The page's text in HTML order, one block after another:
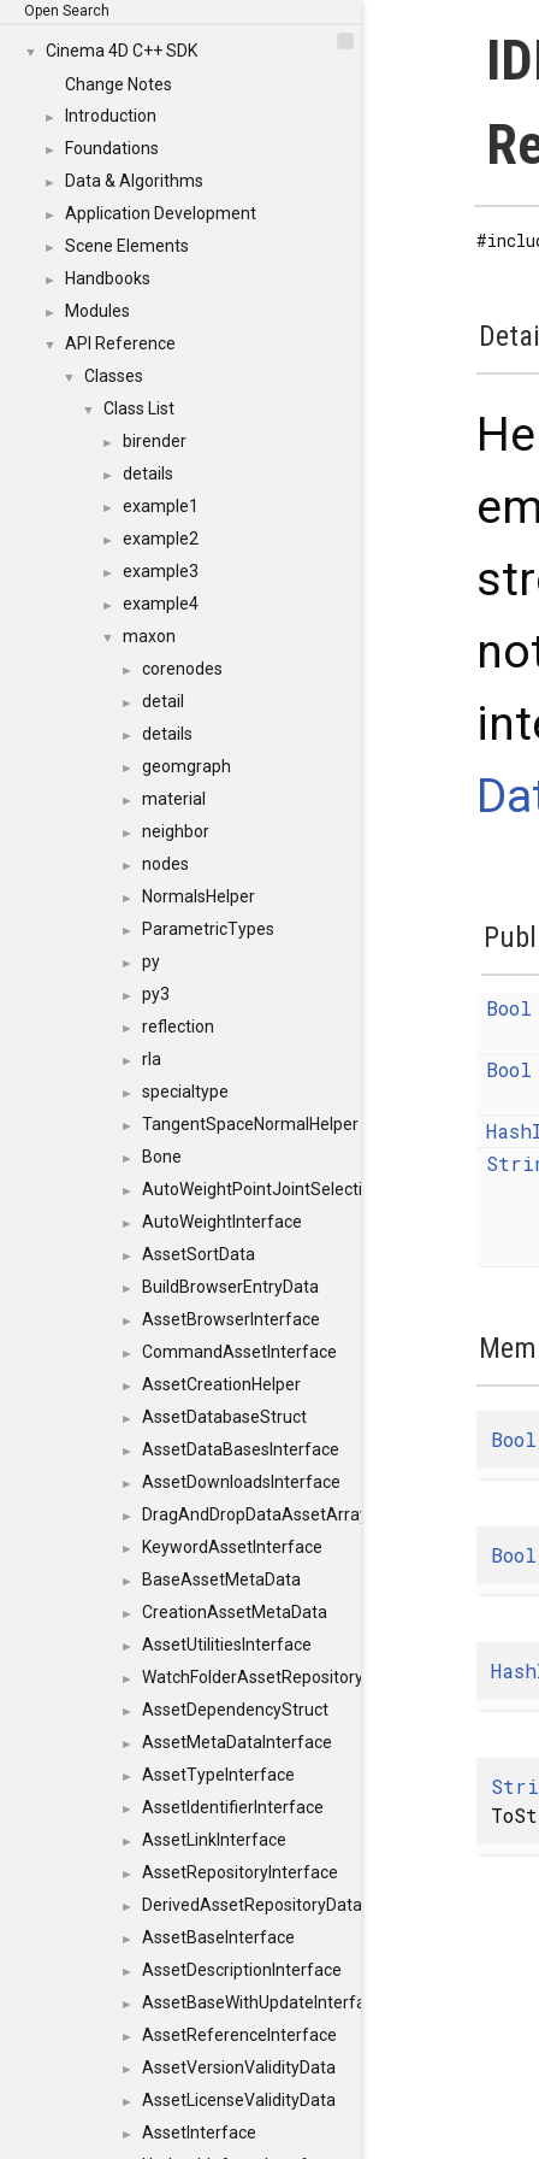
Open Search
▼
Cinema 4D C++ SDK
Change Notes
► Introduction
► Foundations
► Data & Algorithms
► Application Development
► Scene Elements
► Handbooks
► Modules
▼ API Reference
▼ Classes
▼ Class List
► birender
► details
► example1
► example2
► example3
► example4
▼ maxon
► corenodes
► detail
► details
► geomgraph
► material
► neighbor
► nodes
► NormalsHelper
► ParametricTypes
► py
► py3
► reflection
► rla
► specialtype
► TangentSpaceNormalHelper
► Bone
► AutoWeightPointJointSelections
► AutoWeightInterface
► AssetSortData
► BuildBrowserEntryData
► AssetBrowserInterface
► CommandAssetInterface
► AssetCreationHelper
► AssetDatabaseStruct
► AssetDataBasesInterface
► AssetDownloadsInterface
► DragAndDropDataAssetArray
► KeywordAssetInterface
► BaseAssetMetaData
► CreationAssetMetaData
► AssetUtilitiesInterface
► WatchFolderAssetRepositoryInterface
► AssetDependencyStruct
► AssetMetaDataInterface
► AssetTypeInterface
► AssetIdentifierInterface
► AssetLinkInterface
► AssetRepositoryInterface
► DerivedAssetRepositoryDataInterface
► AssetBaseInterface
► AssetDescriptionInterface
► AssetBaseWithUpdateInterface
► AssetReferenceInterface
► AssetVersionValidityData
► AssetLicenseValidityData
►
AssetInterface
Bool
Bool
Bool
Bool